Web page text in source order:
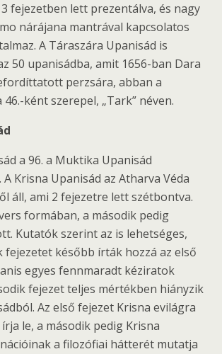
fejezetben lett prezentálva, és nagy
nárájana mantrával kapcsolatos
A Táraszára Upanisád is
50 upanisádba, amit 1656-ban Dara
perzsára, abban a
ként szerepel, „Tark” néven.
a 96. a Muktika Upanisád
Krisna Upanisád az Atharva Véda
áll, ami 2 fejezetre lett szétbontva.
formában, a második pedig
Kutatók szerint az is lehetséges,
fejezetet később írták hozzá az első
egyes fennmaradt kéziratok
fejezet teljes mértékben hiányzik
Az első fejezet Krisna evilágra
le, a második pedig Krisna
a filozófiai hátterét mutatja